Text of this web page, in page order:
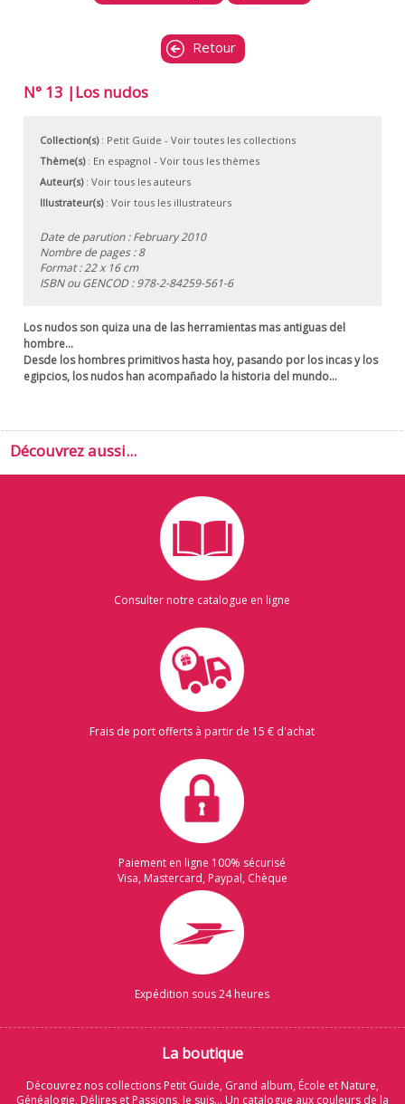
Retour
N° 13 |Los nudos
Collection(s): Petit Guide - Voir toutes les collections
Thème(s): En espagnol - Voir tous les thèmes
Auteur(s): Voir tous les auteurs
Illustrateur(s): Voir tous les illustrateurs
Date de parution : February 2010
Nombre de pages : 8
Format : 22 x 16 cm
ISBN ou GENCOD :978-2-84259-561-6
Los nudos son quiza una de las herramientas mas antiguas del
hombre...
Desde los hombres primitivos hasta hoy, pasando por los incas y los
egipcios, los nudos han acompañado la historia del mundo...
Découvrez aussi...
Consulter notre catalogue en ligne
Frais de port offerts à partir de 15 € d'achat
Paiement en ligne 100% sécurisé
Visa, Mastercard, Paypal, Chèque
Expédition sous 24 heures
La boutique
Découvrez nos collections Petit Guide, Grand album, École et Nature,
Généalogie, Délires et Passions, Je suis... Un catalogue aux couleurs de la